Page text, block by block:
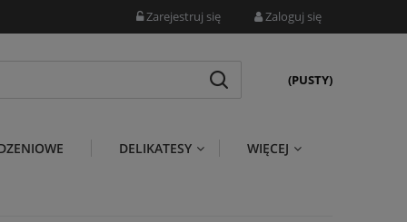
Zarejestruj się Zaloguj się
(PUSTY)
DELIKATESY WIĘCEJ